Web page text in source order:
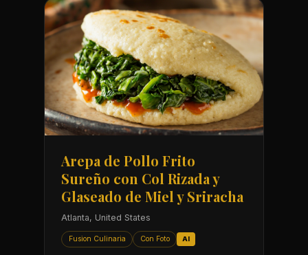
Arepa de Pollo Frito
Sureño con Col Rizada y
Glaseado de Miel y Sriracha
Atlanta, United States
Fusion Culinaria Con Foto AI